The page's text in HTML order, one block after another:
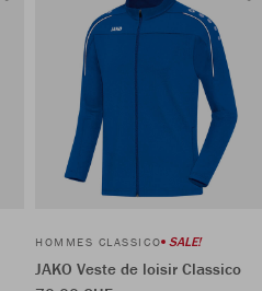
HOMMES CLASSICO SALE!
JAKO Veste de loisir Classico